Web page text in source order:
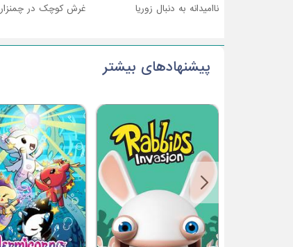
ناامیدانه به دنبال زوریا غرش کوچک در چمنزار
پیشنهادهای بیشتر